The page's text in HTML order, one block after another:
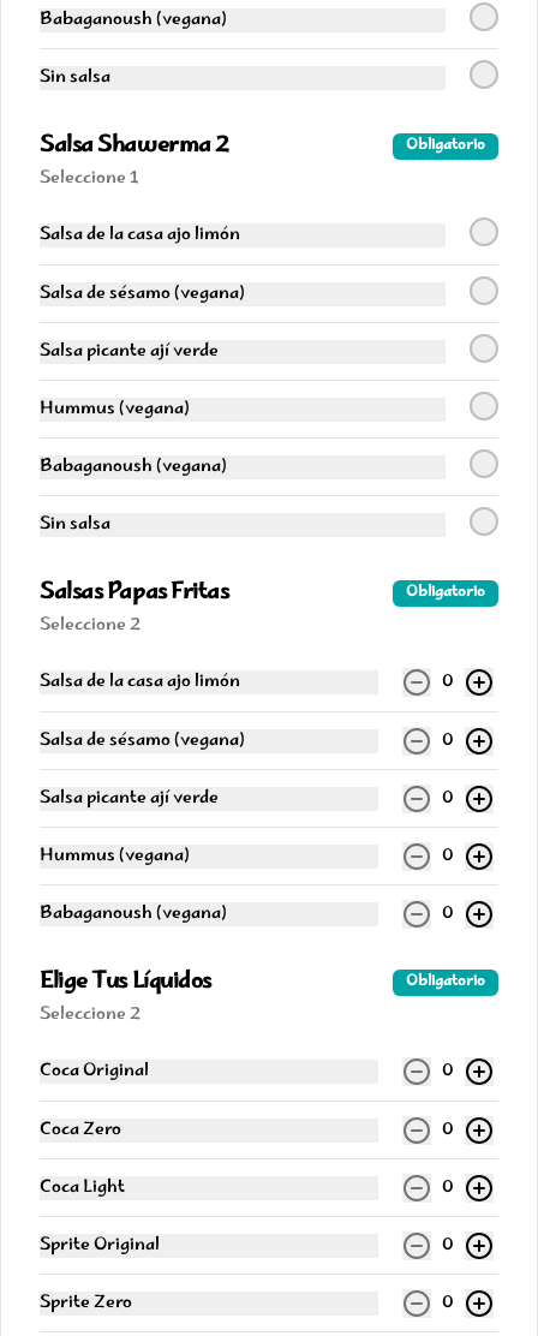
Postres
Frambuesas bañadas en chocolate
$7.990
Franuí Chocolate de Leche
Frambuesas bañadas en chocolate
$7.990
Mix Dulces Arabes
Exquisito mix de dulces árabes de
Conócenos
Despacho
Contacto
Babaganoush (vegana)
Sin salsa
Salsa Shawerma 2 Obligatorio
Seleccione 1
Salsa de la casa ajo limón
Salsa de sésamo (vegana)
Salsa picante ají verde
Hummus (vegana)
Babaganoush (vegana)
Sin salsa
Salsas Papas Fritas Obligatorio
Seleccione 2
Salsa de la casa ajo limón
0
Salsa de sésamo (vegana)
0
Salsa picante ají verde
0
Hummus (vegana)
0
Babaganoush (vegana)
0
Elige Tus Líquidos Obligatorio
Seleccione 2
Coca Original
0
Coca Zero
0
Coca Light
0
Sprite Original
0
Sprite Zero
0